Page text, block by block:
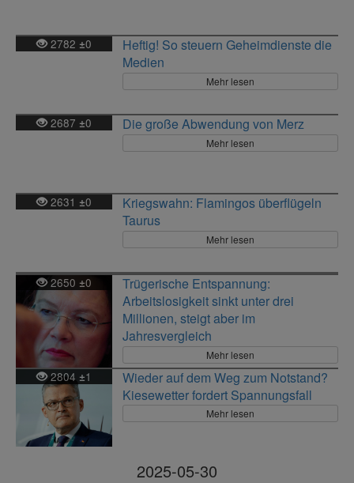
2782 ±0
Heftig! So steuern Geheimdienste die
Medien
Mehr lesen
2687 ±0 Die große Abwendung von Merz
Mehr lesen
2631 ±0
Kriegswahn: Flamingos überflügeln
Taurus
Mehr lesen
2650 ±0
Trügerische Entspannung:
Arbeitslosigkeit sinkt unter drei
Millionen, steigt aber im
Jahresvergleich
Mehr lesen
2804 ±1
Wieder auf dem Weg zum Notstand?
Kiesewetter fordert Spannungsfall
Mehr lesen
2025-05-30